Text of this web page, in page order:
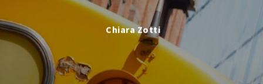
Chiara Zotti